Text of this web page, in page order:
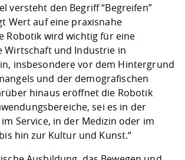
versteht den Begriff “Begreifen”
Wert auf eine praxisnahe
Robotik wird wichtig für eine
Wirtschaft und Industrie in
insbesondere vor dem Hintergrund
und der demografischen
hinaus eröffnet die Robotik
sei es in der
Service, in der Medizin oder im
hin zur Kultur und Kunst.“